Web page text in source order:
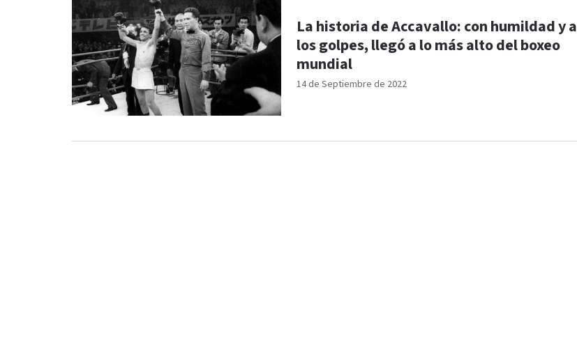
14 de Septiembre de 2022
La historia de Accavallo: con humildad y a
los golpes, llegó a lo más alto del boxeo
mundial